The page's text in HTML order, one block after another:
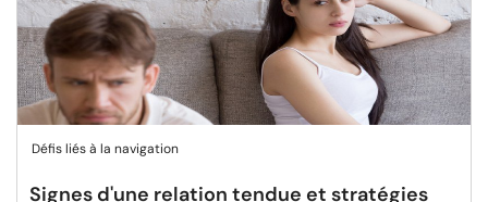
Défis liés à la navigation
Signes d'une relation tendue et stratégies